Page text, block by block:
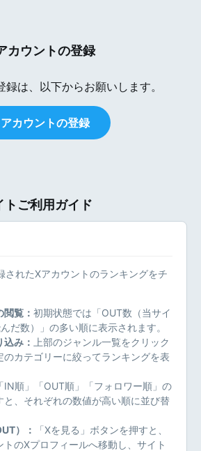
カウントの登録
録は、以下からお願いします。
アカウントの登録
トご利用ガイド
されたXアカウントのランキングをチ
覧： 初期状態では「OUT数（当サイ
だ数）」の多い順に表示されます。
み：
上部のジャンル一覧をクリック
のカテゴリーに絞ってランキングを表
「IN順」「OUT順」「フォロワー順」の
と、それぞれの数値が高い順に並び替
）：
「Xを見る」ボタンを押すと、
トのXプロフィールへ移動し、サイト